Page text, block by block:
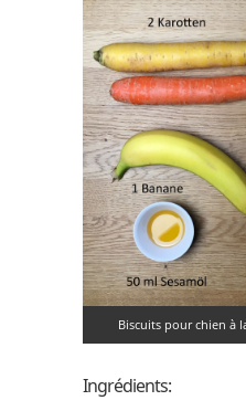
Biscuits pour chien à
Ingrédients: